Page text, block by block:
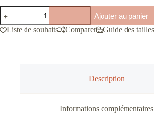
quantité
de
Sweats
zippés
Ajouter au panier
Liste de souhaits
Comparer Guide des tailles
Description
Informations complémentaires